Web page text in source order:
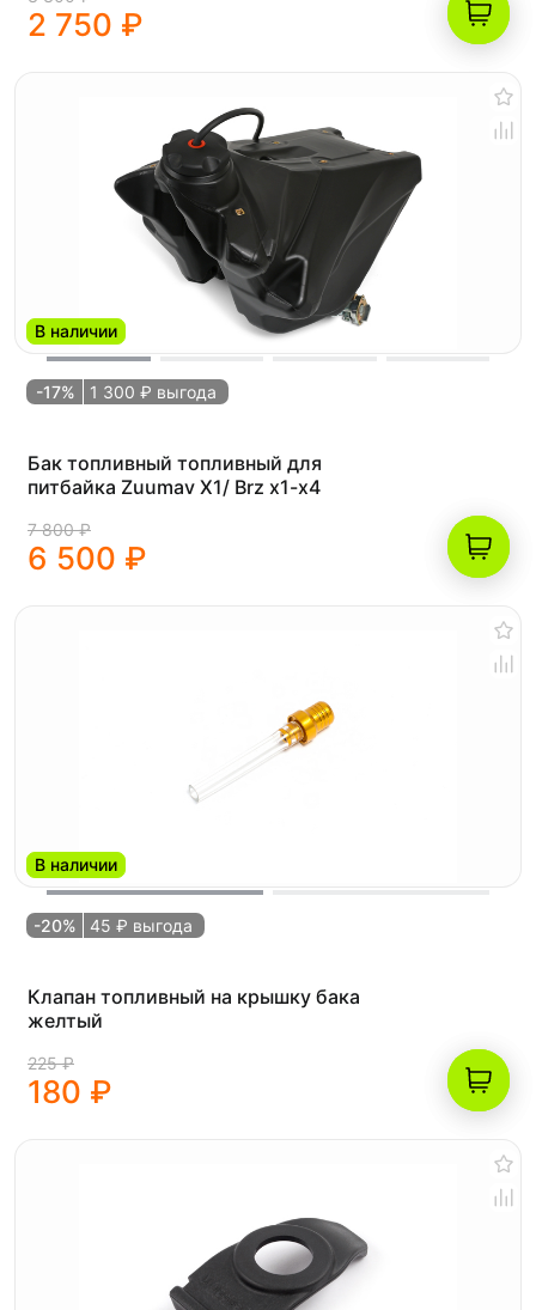
2 750 ₽
В наличии
-17% 1 300 ₽ выгода
Бак топливный топливный для
питбайка Zuumav Х1/ Brz x1-x4
7 800 ₽
6 500 ₽
В наличии
-20% 45 ₽ выгода
Клапан топливный на крышку бака
желтый
225 ₽
180 ₽